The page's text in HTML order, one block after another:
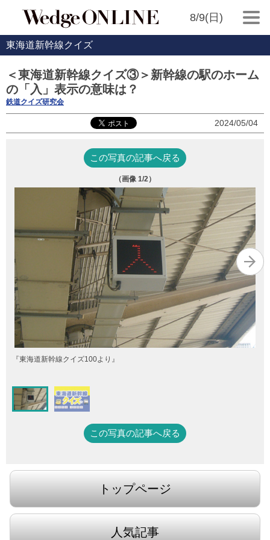
8/9(日)
東海道新幹線クイズ
＜東海道新幹線クイズ③＞新幹線の駅のホーム
の「入」表示の意味は？
鉄道クイズ研究会
2024/05/04
この写真の記事へ戻る
（画像 1/2）
『東海道新幹線クイズ100より』
この写真の記事へ戻る
トップページ
人気記事